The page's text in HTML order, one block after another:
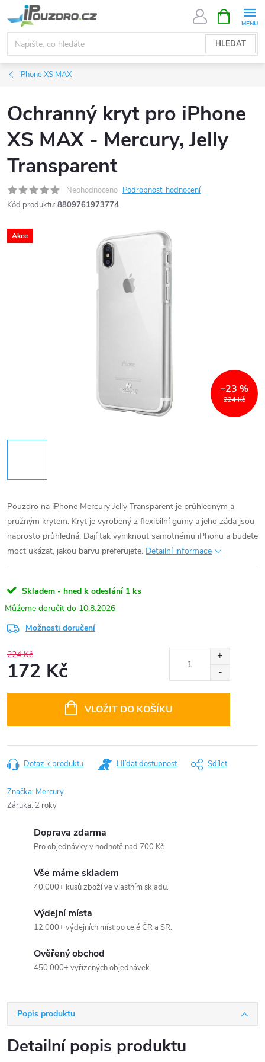
na
obsah
HLEDAT
NÁKUPNÍ
KOŠÍK
iPhone XS MAX
Ochranný kryt pro iPhone
XS MAX - Mercury, Jelly
Transparent
Neohodnoceno Podrobnosti hodnocení
Kód produktu: 8809761973774
Akce
224 Kč
–23 %
Pouzdro na iPhone Mercury Jelly Transparent je průhledným a
pružným krytem. Kryt je vyrobený z flexibilní gumy a jeho záda jsou
naprosto průhledná. Dají tak vyniknout samotnému iPhonu a budete
moct ukázat, jakou barvu preferujete. Detailní informace
Skladem - hned k odeslání 1 ks
10.8.2026
Možnosti doručení
224 Kč
172 Kč
VLOŽIT DO KOŠÍKU
Dotaz k produktu Hlídat dostupnost Sdílet
Značka: Mercury
Záruka: 2 roky
Doprava zdarma
Pro objednávky v hodnotě nad 700 Kč.
Vše máme skladem
40.000+ kusů zboží ve vlastním skladu.
Výdejní místa
12.000+ výdejních míst po celé ČR a SR.
Ověřený obchod
450.000+ vyřízených objednávek.
Popis produktu
Detailní popis produktu